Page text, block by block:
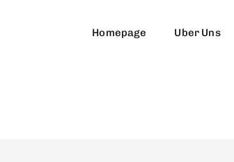
Homepage Uber Uns